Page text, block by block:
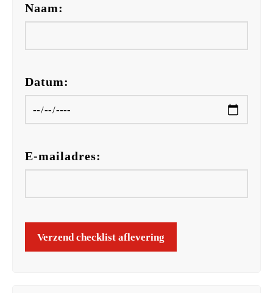
Naam:
Datum:
E-mailadres: